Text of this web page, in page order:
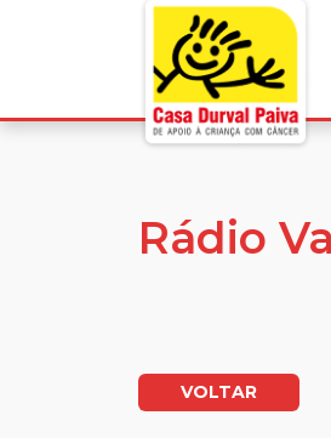
Rádio
VOLTAR